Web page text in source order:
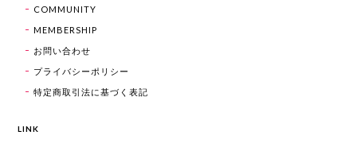
COMMUNITY
MEMBERSHIP
お問い合わせ
プライバシーポリシー
特定商取引法に基づく表記
LINK